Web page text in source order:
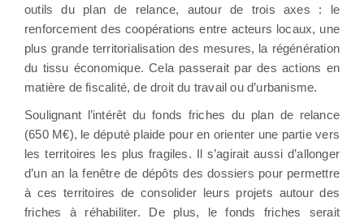
outils du plan de relance, autour de trois axes : le
renforcement des coopérations entre acteurs locaux, une
plus grande territorialisation des mesures, la régénération
du tissu économique. Cela passerait par des actions en
matière de fiscalité, de droit du travail ou d’urbanisme.
Soulignant l’intérêt du fonds friches du plan de relance
(650 M€), le député plaide pour en orienter une partie vers
les territoires les plus fragiles. Il s’agirait aussi d’allonger
d’un an la fenêtre de dépôts des dossiers pour permettre
à ces territoires de consolider leurs projets autour des
friches à réhabiliter. De plus, le fonds friches serait